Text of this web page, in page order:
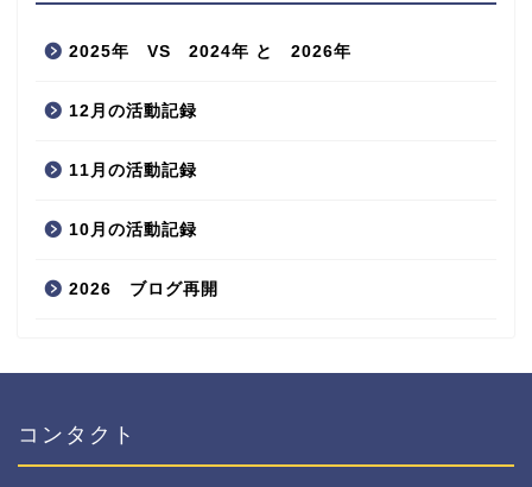
2025年 VS 2024年 と 2026年
12月の活動記録
11月の活動記録
10月の活動記録
2026 ブログ再開
コンタクト